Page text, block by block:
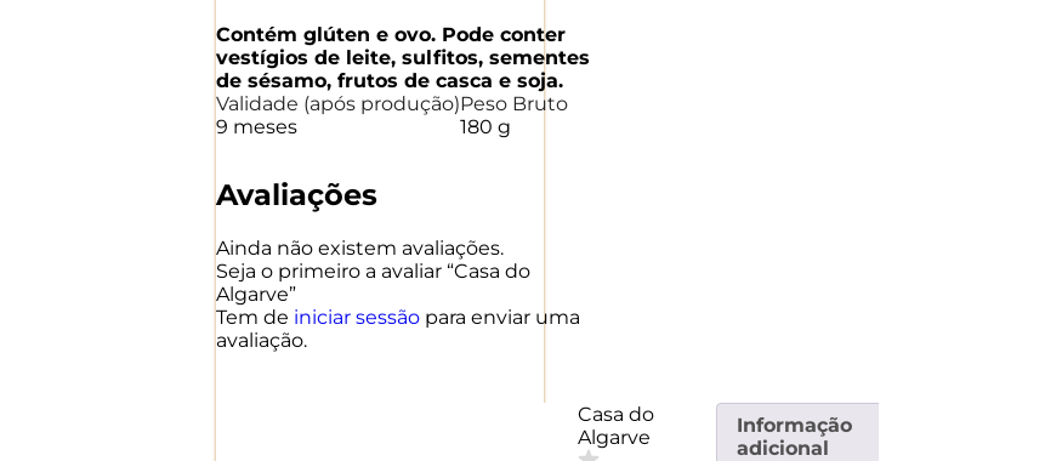
Contém glúten e ovo. Pode conter
vestígios de leite, sulfitos, sementes
de sésamo, frutos de casca e soja.
Validade (após produção)
9 meses
Peso Bruto
180 g
Avaliações
Ainda não existem avaliações.
Seja o primeiro a avaliar “Casa do
Algarve”
Tem de iniciar sessão para enviar uma
avaliação.
Casa do
Algarve
Informação
adicional